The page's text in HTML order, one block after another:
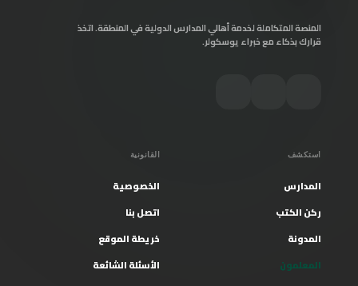
المنصة المتكاملة لخدمة أهالي المدارس الدولية في المنطقة. اتخذ
قرارك بذكاء مع خبراء يوسكولر.
استكشف
المدارس
ركن الكتب
المدونة
المعلمون
القانونية
الخصوصية
اتصل بنا
خريطة الموقع
الأسئلة الشائعة